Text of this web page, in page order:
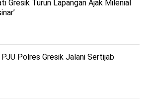
Gresik Turun Lapangan Ajak Milenial
Polres Gresik Jalani Sertijab